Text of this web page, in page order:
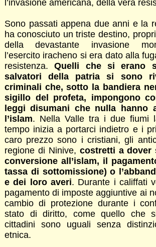
l’invasione americana, della vera
Sono passati appena due anni e la
ha conosciuto un triste destino,
della devastante invasione
l’esercito iracheno si era dato alla
resistenza.Quelli che si erano
salvatori della patria si sono
criminali che, sotto la bandiera
sigillo del profeta, impongono
leggi disumani che nulla hanno
l’islam. Nella Valle tra i due fiumi
tempo inizia a portarci indietro e i
caro prezzo sono i cristiani, gli
regione di Ninive, costretti a dover
conversione all’islam, il
tassa di sottomissione) o
e dei loro averi. Durante i califfati
pagamento di imposte aggiuntive ai
cambio di protezione durante i
stato di diritto, come quello che
cittadini sono uguali senza
etnica.